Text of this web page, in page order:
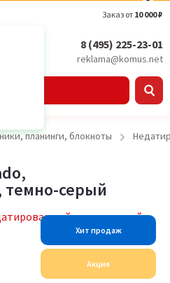
Заказ от 10 000 ₽
8 (495) 225-23-01
reklama@komus.net
планинги, блокноты
серый
Хит продаж
Акция